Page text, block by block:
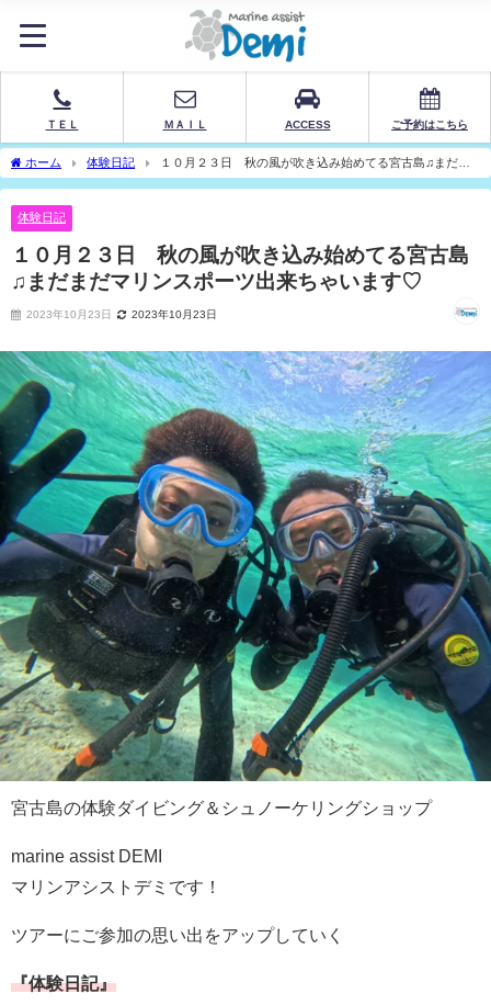
ＴＥＬ ＭＡＩＬ ACCESS ご予約はこちら
ホーム 体験日記
１０月２３日 秋の風が吹き込み始めてる宮古島♫まだま
だマリンスポーツ出来ちゃいます♡
体験日記
１０月２３日 秋の風が吹き込み始めてる宮古島
♫まだまだマリンスポーツ出来ちゃいます♡
2023年10月23日 2023年10月23日
宮古島の体験ダイビング＆シュノーケリングショップ
marine assist DEMI
マリンアシストデミです！
ツアーにご参加の思い出をアップしていく
『体験日記』